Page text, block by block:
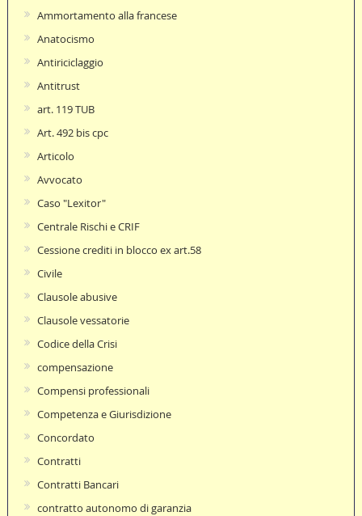
Ammortamento alla francese
Anatocismo
Antiriciclaggio
Antitrust
art. 119 TUB
Art. 492 bis cpc
Articolo
Avvocato
Caso "Lexitor"
Centrale Rischi e CRIF
Cessione crediti in blocco ex art.58
Civile
Clausole abusive
Clausole vessatorie
Codice della Crisi
compensazione
Compensi professionali
Competenza e Giurisdizione
Concordato
Contratti
Contratti Bancari
contratto autonomo di garanzia